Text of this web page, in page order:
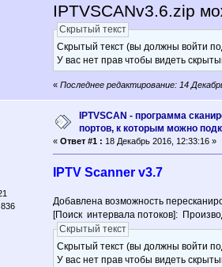
IPTVSCANv3.6.zip
Скрытый текст
Скрытый текст (вы должны войти
У вас нет прав чтобы видеть
«Последнее редактирование: 14
IPTVSCAN - программа
портов, к которым можно
«Ответ #1 : 18 Декабрь 2016, 12:33:16 »
IPTV Scanner v3.7
Добавлена возможность
[Поиск интервала потоков]:
Скрытый текст
Скрытый текст (вы должны войти
У вас нет прав чтобы видеть